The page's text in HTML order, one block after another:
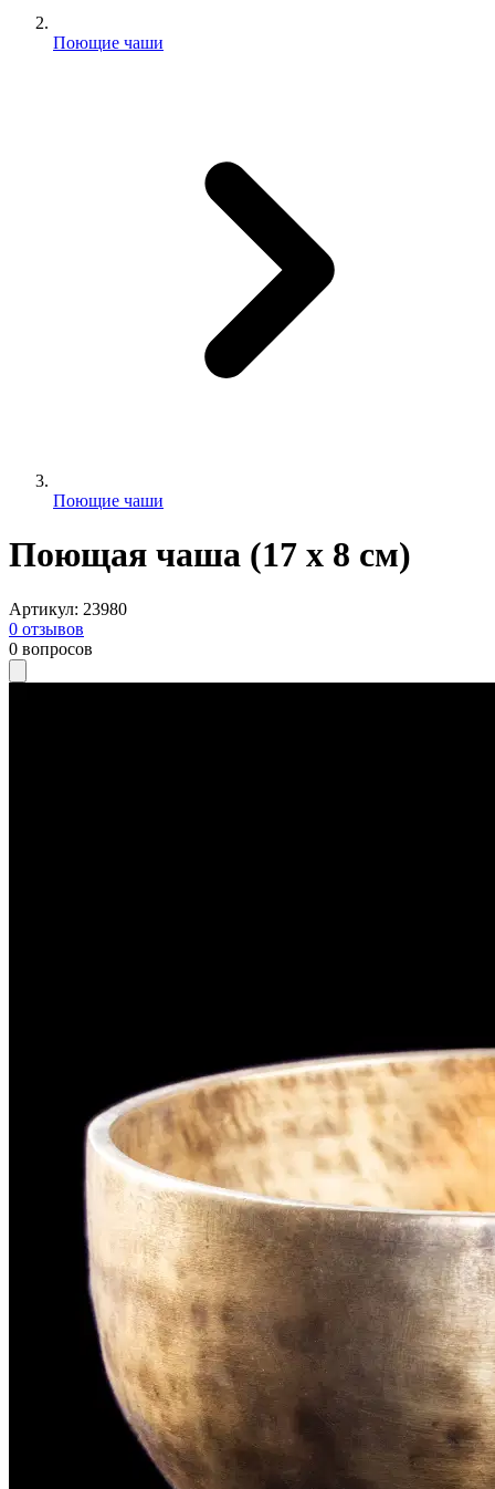
Поющие чаши
Поющие чаши
Поющая чаша (17 x 8 см)
Артикул: 23980
0 отзывов
0 вопросов